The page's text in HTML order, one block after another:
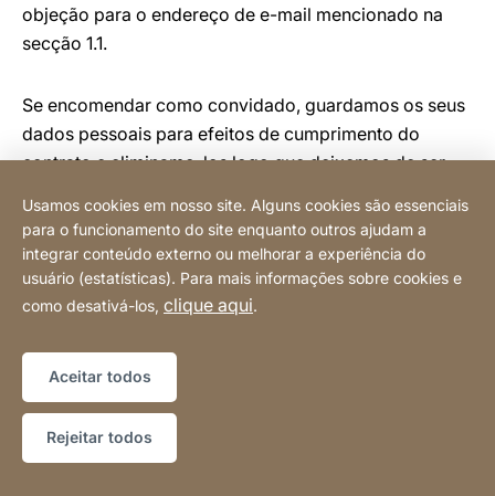
objeção para o endereço de e-mail mencionado na
secção 1.1.
Se encomendar como convidado, guardamos os seus
dados pessoais para efeitos de cumprimento do
contrato e eliminamo-los logo que deixemos de ser
tiver optado por uma conta de cliente, guardaremos
os seus dados pessoais até encerrar a sua conta de
cliente. Pode solicitar a eliminação da sua conta em
qualquer altura, preenchendo o pedido de eliminação
encerrar a sua conta de cliente, os dados associados
serão eliminados, sob reserva das obrigações legais
de retenção. É da sua responsabilidade fazer uma
cópia de segurança dos seus dados pessoais quando
Usamos cookies em nosso site. Alguns cookies são essenciais
para o funcionamento do site enquanto outros ajudam a
integrar conteúdo externo ou melhorar a experiência do
usuário (estatísticas). Para mais informações sobre cookies e
como desativá-los, clique aqui.
Aceitar todos
Rejeitar todos